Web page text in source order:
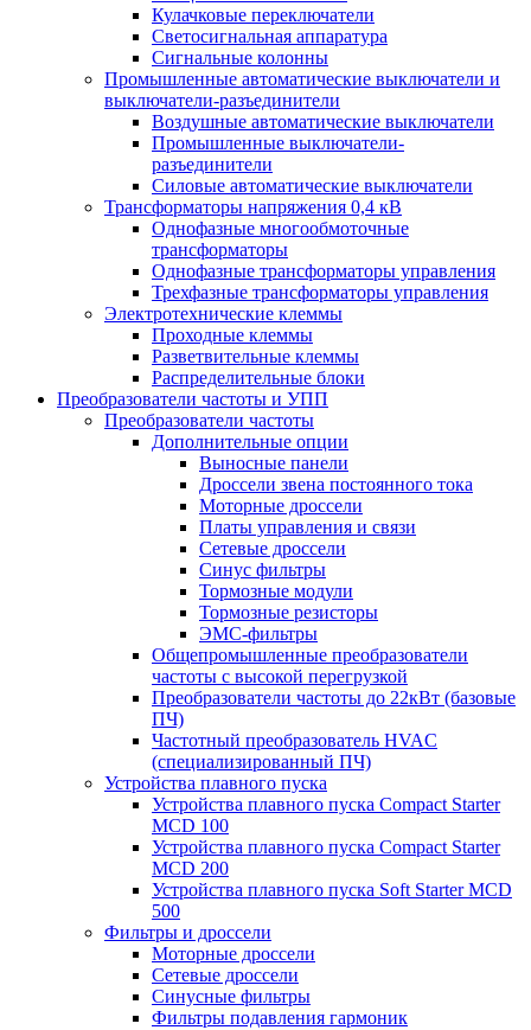
Кулачковые переключатели
Светосигнальная аппаратура
Сигнальные колонны
Промышленные автоматические выключатели и
выключатели-разъединители
Воздушные автоматические выключатели
Промышленные выключатели-
разъединители
Силовые автоматические выключатели
Трансформаторы напряжения 0,4 кВ
Однофазные многообмоточные
трансформаторы
Однофазные трансформаторы управления
Трехфазные трансформаторы управления
Электротехнические клеммы
Проходные клеммы
Разветвительные клеммы
Распределительные блоки
Преобразователи частоты и УПП
Преобразователи частоты
Дополнительные опции
Выносные панели
Дроссели звена постоянного тока
Моторные дроссели
Платы управления и связи
Сетевые дроссели
Синус фильтры
Тормозные модули
Тормозные резисторы
ЭМС-фильтры
Общепромышленные преобразователи
частоты с высокой перегрузкой
Преобразователи частоты до 22кВт (базовые
ПЧ)
Частотный преобразователь HVAC
(специализированный ПЧ)
Устройства плавного пуска
Устройства плавного пуска Compact Starter
MCD 100
Устройства плавного пуска Compact Starter
MCD 200
Устройства плавного пуска Soft Starter MCD
500
Фильтры и дроссели
Моторные дроссели
Сетевые дроссели
Синусные фильтры
Фильтры подавления гармоник